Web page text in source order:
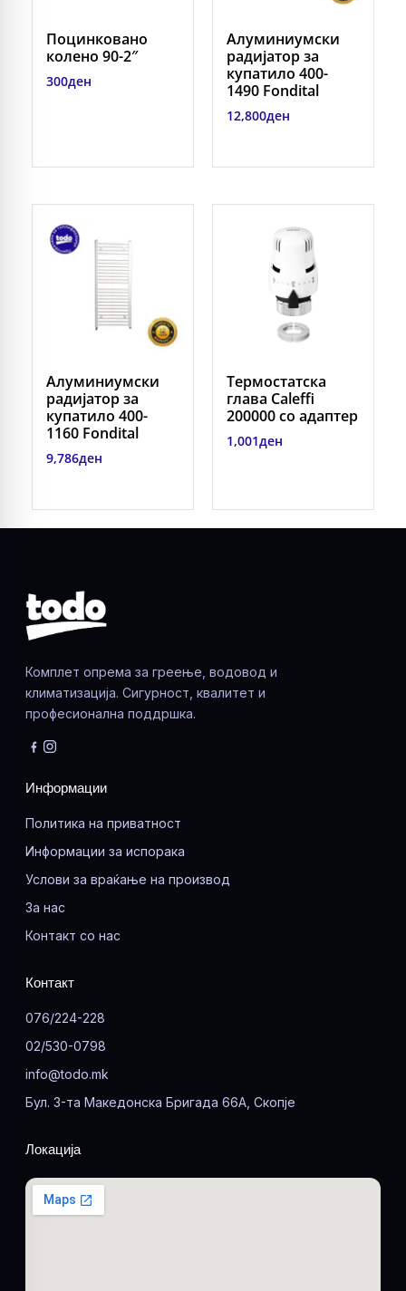
Поцинковано
колено 90-2″
300ден
Алуминиумски
радијатор за
купатило 400-
1490 Fondital
12,800ден
Алуминиумски
радијатор за
купатило 400-
1160 Fondital
9,786ден
Термостатска
глава Caleffi
200000 со адаптер
1,001ден
Комплет опрема за греење, водовод и
климатизација. Сигурност, квалитет и
професионална поддршка.
Информации
Политика на приватност
Информации за испорака
Услови за враќање на производ
За нас
Контакт со нас
Контакт
076/224-228
02/530-0798
info@todo.mk
Бул. 3-та Македонска Бригада 66А, Скопје
Локација